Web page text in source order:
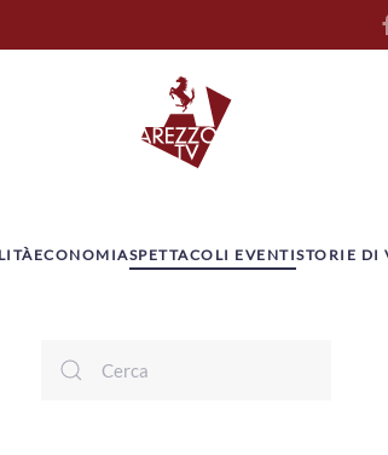
ECONOMIASPETTACOLI EVENTISTORIE DI